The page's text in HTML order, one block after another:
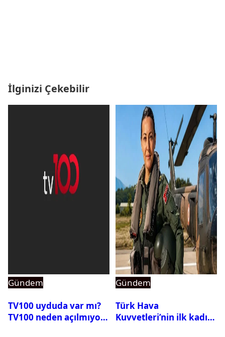
İlginizi Çekebilir
Gündem
TV100 uyduda var mı?
TV100 neden açılmıyor?
Gündem
Türk Hava
Kuvvetleri’nin ilk kadın